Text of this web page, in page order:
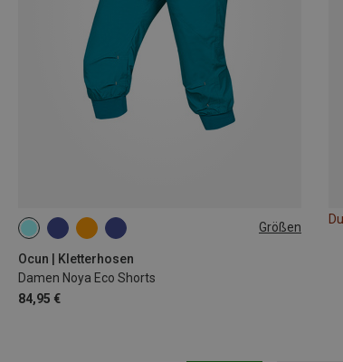
Größen
Ocun | Kletterhosen
Damen Noya Eco Shorts
84,95 €
XS S L